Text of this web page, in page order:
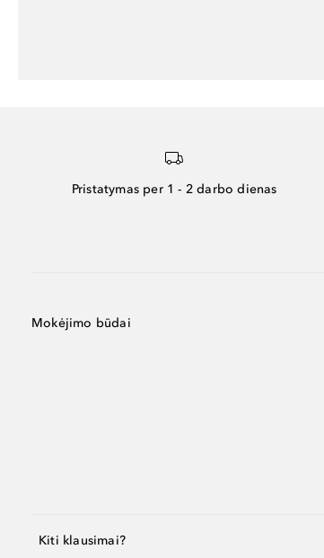
Pristatymas per 1 - 2 darbo dienas
Mokėjimo būdai
Kiti klausimai?